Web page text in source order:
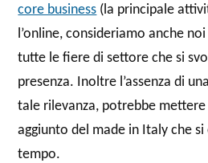
core business (la principale
l’online, consideriamo anche
tutte le fiere di settore che si
presenza. Inoltre l’assenza di
tale rilevanza, potrebbe
aggiunto del made in Italy che
tempo.